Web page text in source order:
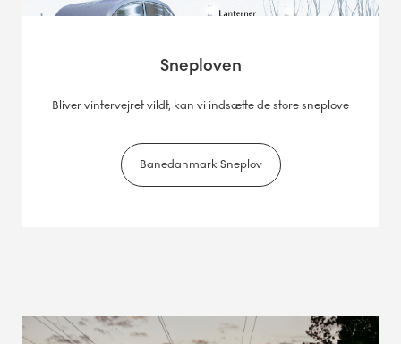
Sneploven
Bliver vintervejret vildt, kan vi indsætte de store sneplove
Banedanmark Sneplov